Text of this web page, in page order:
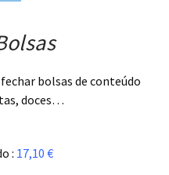
bolsas de conteúdo
doces…
: 17,10 €